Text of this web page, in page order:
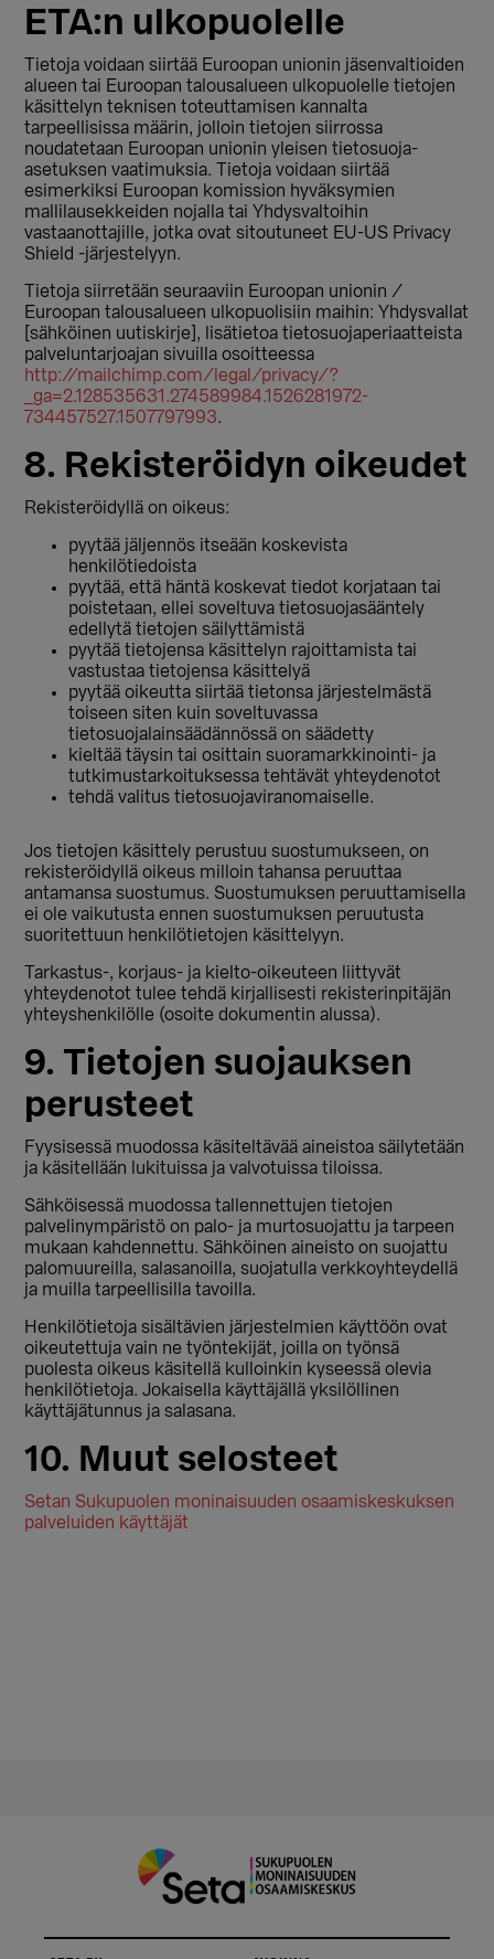
ETA:n ulkopuolelle
Tietoja voidaan siirtää Euroopan unionin jäsenvaltioiden
alueen tai Euroopan talousalueen ulkopuolelle tietojen
käsittelyn teknisen toteuttamisen kannalta
tarpeellisissa määrin, jolloin tietojen siirrossa
noudatetaan Euroopan unionin yleisen tietosuoja-
asetuksen vaatimuksia. Tietoja voidaan siirtää
esimerkiksi Euroopan komission hyväksymien
mallilausekkeiden nojalla tai Yhdysvaltoihin
vastaanottajille, jotka ovat sitoutuneet EU-US Privacy
Shield -järjestelyyn.
Tietoja siirretään seuraaviin Euroopan unionin /
Euroopan talousalueen ulkopuolisiin maihin: Yhdysvallat
[sähköinen uutiskirje], lisätietoa tietosuojaperiaatteista
palveluntarjoajan sivuilla osoitteessa
http://mailchimp.com/legal/privacy/?
_ga=2.128535631.274589984.1526281972-
734457527.1507797993.
8. Rekisteröidyn oikeudet
Rekisteröidyllä on oikeus:
pyytää jäljennös itseään koskevista
henkilötiedoista
pyytää, että häntä koskevat tiedot korjataan tai
poistetaan, ellei soveltuva tietosuojasääntely
edellytä tietojen säilyttämistä
pyytää tietojensa käsittelyn rajoittamista tai
vastustaa tietojensa käsittelyä
pyytää oikeutta siirtää tietonsa järjestelmästä
toiseen siten kuin soveltuvassa
tietosuojalainsäädännössä on säädetty
kieltää täysin tai osittain suoramarkkinointi- ja
tutkimustarkoituksessa tehtävät yhteydenotot
tehdä valitus tietosuojaviranomaiselle.
Jos tietojen käsittely perustuu suostumukseen, on
rekisteröidyllä oikeus milloin tahansa peruuttaa
antamansa suostumus. Suostumuksen peruuttamisella
ei ole vaikutusta ennen suostumuksen peruutusta
suoritettuun henkilötietojen käsittelyyn.
Tarkastus-, korjaus- ja kielto-oikeuteen liittyvät
yhteydenotot tulee tehdä kirjallisesti rekisterinpitäjän
yhteyshenkilölle (osoite dokumentin alussa).
9. Tietojen suojauksen
perusteet
Fyysisessä muodossa käsiteltävää aineistoa säilytetään
ja käsitellään lukituissa ja valvotuissa tiloissa.
Sähköisessä muodossa tallennettujen tietojen
palvelinympäristö on palo- ja murtosuojattu ja tarpeen
mukaan kahdennettu. Sähköinen aineisto on suojattu
palomuureilla, salasanoilla, suojatulla verkkoyhteydellä
ja muilla tarpeellisilla tavoilla.
Henkilötietoja sisältävien järjestelmien käyttöön ovat
oikeutettuja vain ne työntekijät, joilla on työnsä
puolesta oikeus käsitellä kulloinkin kyseessä olevia
henkilötietoja. Jokaisella käyttäjällä yksilöllinen
käyttäjätunnus ja salasana.
10. Muut selosteet
Setan Sukupuolen moninaisuuden osaamiskeskuksen
palveluiden käyttäjät